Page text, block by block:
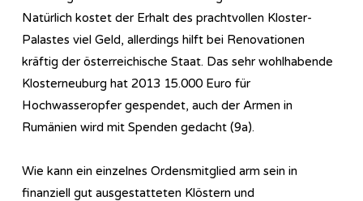
Natürlich kostet der Erhalt des prachtvollen Kloster-
Palastes viel Geld, allerdings hilft bei Renovationen
kräftig der österreichische Staat. Das sehr wohlhabende
Klosterneuburg hat 2013 15.000 Euro für
Hochwasseropfer gespendet, auch der Armen in
Rumänien wird mit Spenden gedacht (9a).
Wie kann ein einzelnes Ordensmitglied arm sein in
finanziell gut ausgestatteten Klöstern und